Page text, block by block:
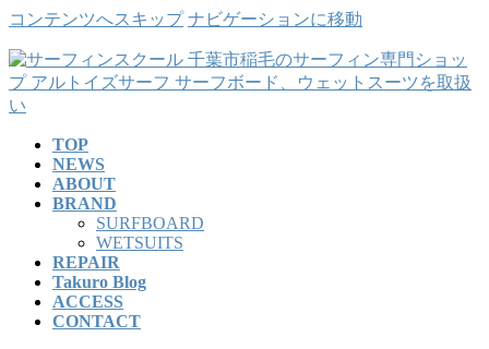
コンテンツへスキップ ナビゲーションに移動
TOP
NEWS
ABOUT
BRAND
SURFBOARD
WETSUITS
REPAIR
Takuro Blog
ACCESS
CONTACT